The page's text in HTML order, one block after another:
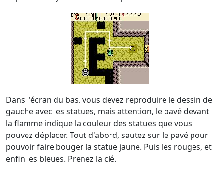
Dans l'écran du bas, vous devez reproduire le dessin de
gauche avec les statues, mais attention, le pavé devant
la flamme indique la couleur des statues que vous
pouvez déplacer. Tout d'abord, sautez sur le pavé pour
pouvoir faire bouger la statue jaune. Puis les rouges, et
enfin les bleues. Prenez la clé.